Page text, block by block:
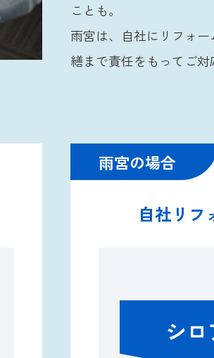
ことも。
雨宮は、自社にリフォ
繕まで責任をもってご
雨宮の場合
自社リフ